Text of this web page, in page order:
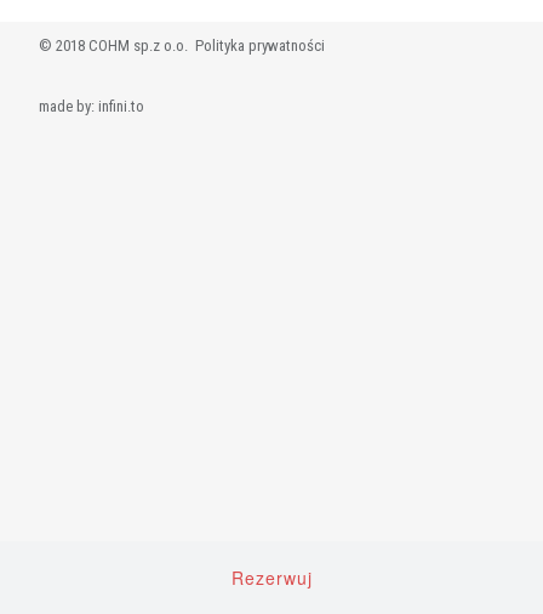
Rezerwuj
© 2018 COHM sp.z o.o. Polityka prywatności
made by: infini.to